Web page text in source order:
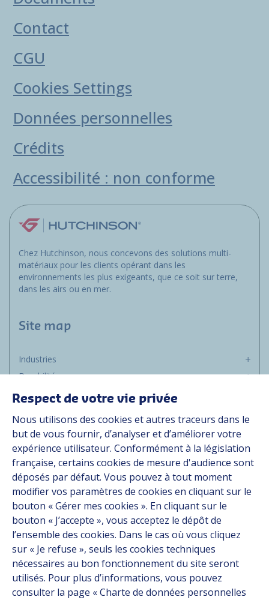
Contact
CGU
Cookies Settings
Données personnelles
Crédits
Accessibilité : non conforme
Chez Hutchinson, nous concevons des solutions multi-
matériaux pour les clients opérant dans les
environnements les plus exigeants, que ce soit sur terre,
dans les airs ou en mer.
Site map
Industries
Durabilité
Média
Groupe
Fournisseurs
Documentation
Contact
Follow us
LinkedIn
Instagram
Respect de votre vie privée
Nous utilisons des cookies et autres traceurs dans le
but de vous fournir, d’analyser et d’améliorer votre
expérience utilisateur. Conformément à la législation
française, certains cookies de mesure d'audience sont
déposés par défaut. Vous pouvez à tout moment
modifier vos paramètres de cookies en cliquant sur le
bouton « Gérer mes cookies ». En cliquant sur le
bouton « J’accepte », vous acceptez le dépôt de
l’ensemble des cookies. Dans le cas où vous cliquez
sur « Je refuse », seuls les cookies techniques
nécessaires au bon fonctionnement du site seront
utilisés. Pour plus d’informations, vous pouvez
consulter la page « Charte de données personnelles